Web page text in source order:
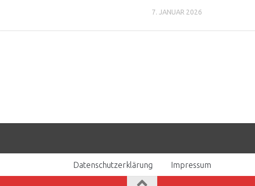
7. JANUAR 2026
Datenschutzerklärung Impressum